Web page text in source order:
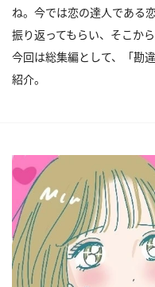
ね。今では恋の達人である
振り返ってもらい、そこか
今回は総集編として、「勘
紹介。